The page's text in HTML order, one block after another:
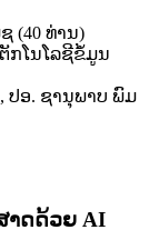
(40 ທ່ານ)
ກໂນໂລຊີຂໍ້ມູນ
ປອ. ຊານຸພາບ ພົມ
າດດ້ວຍ AI